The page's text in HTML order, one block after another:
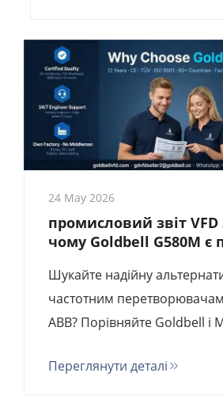
енерговитрати до 45 %.
безпосередньо від
24 May 2026
промисловий звіт VFD
чому Goldbell G580M є
найкращим рішенням
заводу-виробника за
співвідношенням
Шукайте надійну
частотним
ABB? Порівняйте Goldbell і
знання Goldbell як заводу-
Переглянути деталі